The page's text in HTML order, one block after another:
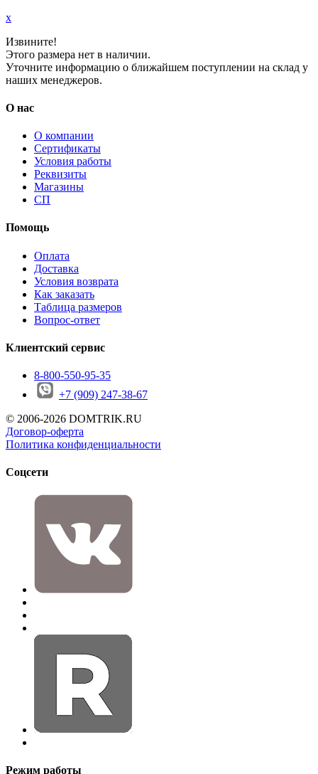
x
Извините!
Этого размера нет в наличии.
Уточните информацию о ближайшем поступлении на склад у
наших менеджеров.
О нас
О компании
Сертификаты
Условия работы
Реквизиты
Магазины
СП
Помощь
Оплата
Доставка
Условия возврата
Как заказать
Таблица размеров
Вопрос-ответ
Клиентский сервис
8-800-550-95-35
+7 (909) 247-38-67
© 2006-2026 DOMTRIK.RU
Договор-оферта
Политика конфиденциальности
Соцсети
Режим работы